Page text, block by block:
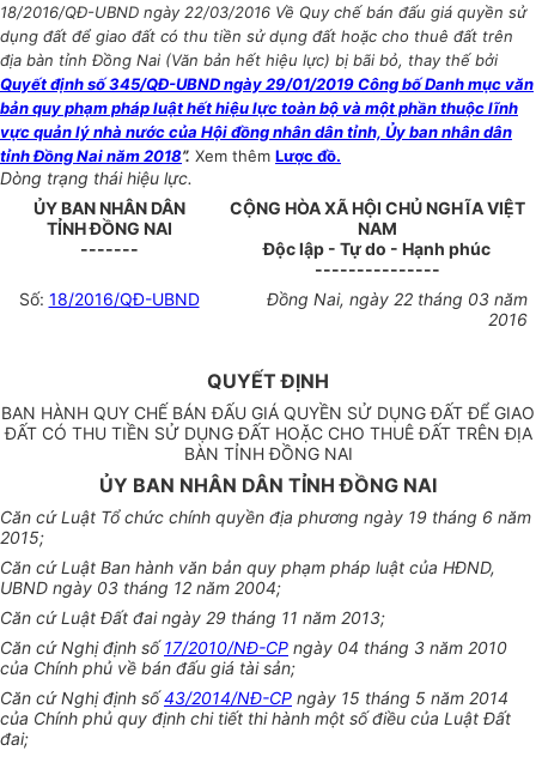
18/2016/QĐ-UBND ngày 22/03/2016 Về Quy chế bán đấu giá quyền sử
dụng đất để giao đất có thu tiền sử dụng đất hoặc cho thuê đất trên
địa bàn tỉnh Đồng Nai (Văn bản hết hiệu lực) bị bãi bỏ, thay thế bởi
Quyết định số 345/QĐ-UBND ngày 29/01/2019 Công bố Danh mục văn
bản quy phạm pháp luật hết hiệu lực toàn bộ và một phần thuộc lĩnh
vực quản lý nhà nước của Hội đồng nhân dân tỉnh, Ủy ban nhân dân
tỉnh Đồng Nai năm 2018”. Xem thêm Lược đồ.
Dòng trạng thái hiệu lực.
ỦY BAN NHÂN DÂN
TỈNH ĐỒNG NAI
-------
CỘNG HÒA XÃ HỘI CHỦ NGHĨA VIỆT
NAM
Độc lập - Tự do - Hạnh phúc
---------------
Số: 18/2016/QĐ-UBND
Đồng Nai, ngày 22 tháng 03 năm
2016
QUYẾT ĐỊNH
BAN HÀNH QUY CHẾ BÁN ĐẤU GIÁ QUYỀN SỬ DỤNG ĐẤT ĐỂ GIAO
ĐẤT CÓ THU TIỀN SỬ DỤNG ĐẤT HOẶC CHO THUÊ ĐẤT TRÊN ĐỊA
BÀN TỈNH ĐỒNG NAI
ỦY BAN NHÂN DÂN TỈNH ĐỒNG NAI
Căn cứ Luật Tổ chức chính quyền địa phương ngày 19 tháng 6 năm
2015;
Căn cứ Luật Ban hành văn bản quy phạm pháp luật của HĐND,
UBND ngày 03 tháng 12 năm 2004;
Căn cứ Luật Đất đai ngày 29 tháng 11 năm 2013;
Căn cứ Nghị định số17/2010/NĐ-CP ngày 04 tháng 3 năm 2010
của Chính phủ về bán đấu giá tài sản;
Căn cứ Nghị định số43/2014/NĐ-CP ngày 15 tháng 5 năm 2014
của Chính phủ quy định chi tiết thi hành một số điều của Luật Đất
đai;